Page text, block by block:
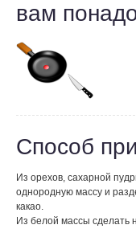
вам
Способ
Из орехов, сахарной
однородную массу и
какао.
Из белой массы сделать